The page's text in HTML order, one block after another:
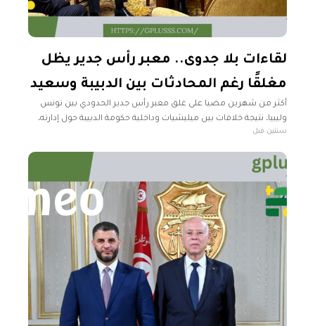
لقاءات بلا جدوى.. معبر رأس جدير يظل
مغلقًا رغم المحادثات بين الدبيبة وسعيد
أكثر من شهرين مضيا على غلق معبر رأس جدير الحدودي بين تونس
وليبيا، نتيجة خلافات بين ميليشيات وداخلية حكومة الدبيبة حول إدارته،
مع فشل الوساطات ومحاولات إيجاد حل للأزمة التي
سنتين قبل